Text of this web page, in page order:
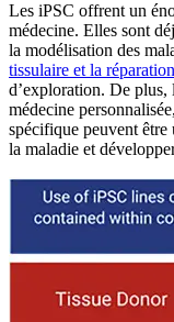
Les iPSC offrent un
médecine. Elles sont
la modélisation des
tissulaire et la
d’exploration. De plus,
médecine
spécifique peuvent
la maladie et